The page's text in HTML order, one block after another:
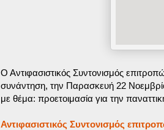
Ο Αντιφασιστικός Συντονισμός
συνάντηση, την Παρασκευή 22
με θέμα: προετοιμασία για την
Αντιφασιστικός Συντονισμός